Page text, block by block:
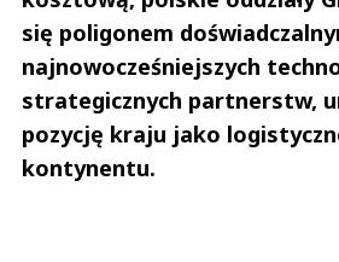
się poligonem
najnowocześniejszych
strategicznych partnerstw,
pozycję kraju jako
kontynentu.